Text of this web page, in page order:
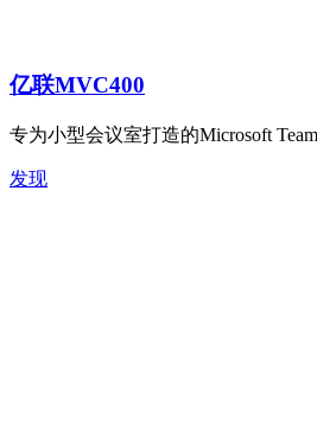
亿联MVC400​
专为小型会议室打造的Microsoft
发现